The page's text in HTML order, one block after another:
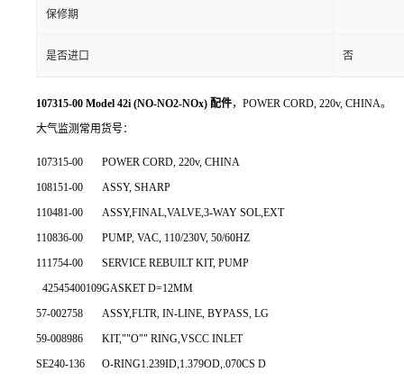
保修期
是否进口 否
107315-00 Model 42i (NO-NO2-NOx) 配件，POWER CORD, 220v, CHINA。
大气监测常用货号：
107315-00
POWER CORD, 220v, CHINA
108151-00
ASSY, SHARP
110481-00
ASSY,FINAL,VALVE,3-WAY SOL,EXT
110836-00
PUMP, VAC, 110/230V, 50/60HZ
111754-00
SERVICE REBUILT KIT, PUMP
42545400109GASKET D=12MM
57-002758
ASSY,FLTR, IN-LINE, BYPASS, LG
59-008986
KIT,""O"" RING,VSCC INLET
SE240-136
O-RING1.239ID,1.379OD,.070CS D